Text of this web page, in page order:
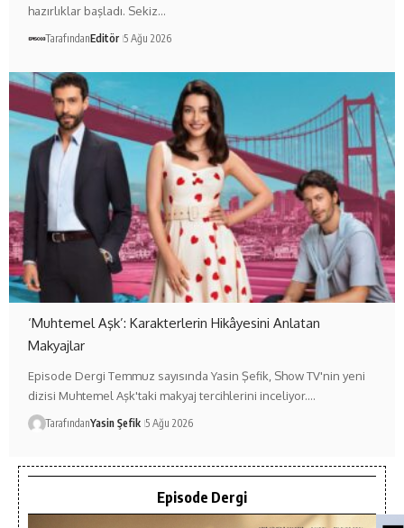
hazırlıklar başladı. Sekiz…
TarafındanEditör 5 Ağu 2026
‘Muhtemel Aşk’: Karakterlerin Hikâyesini Anlatan
Makyajlar
Episode Dergi Temmuz sayısında Yasin Şefik, Show TV'nin yeni
dizisi Muhtemel Aşk'taki makyaj tercihlerini inceliyor.…
TarafındanYasin Şefik 5 Ağu 2026
Episode Dergi